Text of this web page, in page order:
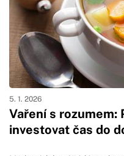
Vaření s rozumem:
investovat čas do
5. 1. 2026